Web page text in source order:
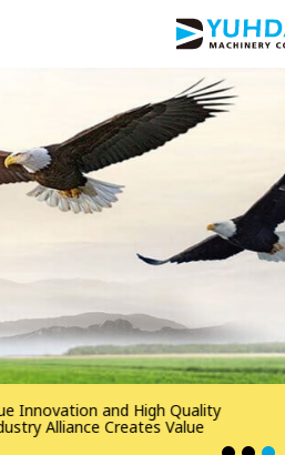
Exceptional
Built Upon the Latest